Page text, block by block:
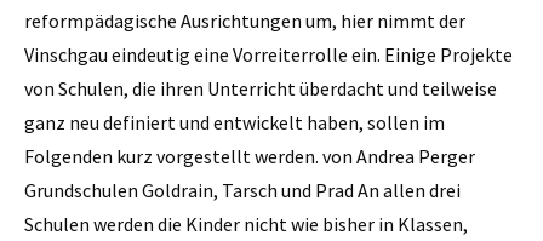
reformpädagische Ausrichtungen um, hier nimmt der
Vinschgau eindeutig eine Vorreiterrolle ein. Einige Projekte
von Schulen, die ihren Unterricht überdacht und teilweise
ganz neu definiert und entwickelt haben, sollen im
Folgenden kurz vorgestellt werden. von Andrea Perger
Grundschulen Goldrain, Tarsch und Prad An allen drei
Schulen werden die Kinder nicht wie bisher in Klassen,